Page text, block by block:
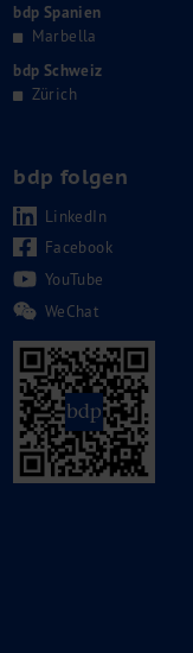
bdp Spanien
Marbella
bdp Schweiz
Zürich
bdp folgen
LinkedIn
Facebook
YouTube
WeChat